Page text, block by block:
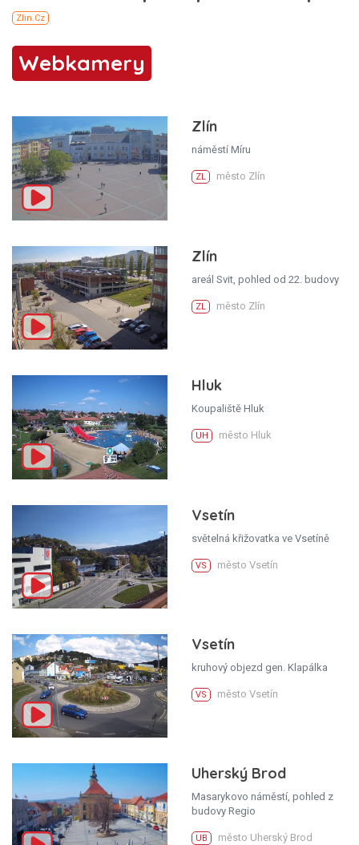
Webkamery
Zlín
náměstí Míru
ZL město Zlín
Zlín
areál Svit, pohled od 22. budovy
ZL město Zlín
Hluk
Koupaliště Hluk
UH město Hluk
Vsetín
světelná křižovatka ve Vsetíně
VS město Vsetín
Vsetín
kruhový objezd gen. Klapálka
VS město Vsetín
Uherský Brod
Masarykovo náměstí, pohled z
budovy Regio
UB město Uherský Brod